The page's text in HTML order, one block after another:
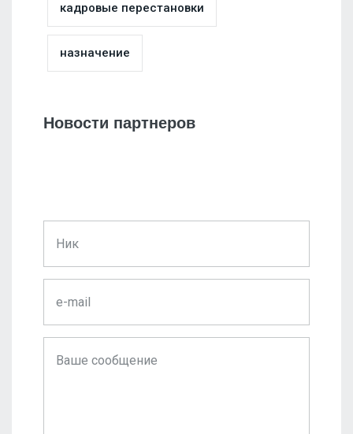
кадровые перестановки
назначение
Новости партнеров